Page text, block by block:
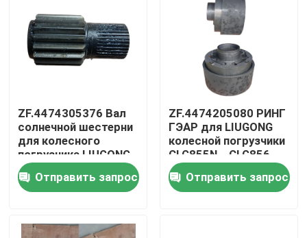
Дом
Продукты
Видео
ZF.4474305376 Вал
солнечной шестерни
для колесного
погрузчика LIUGONG
ZL50C, ZL50CN, 850H,
855, 855N, 856, 856H
LW500F, LW500K
LG855N
Отправить запрос
ZF.4474205080 РИНГ
ГЭАР для LIUGONG
колесной погрузчики
CLG855N、CLG856、
CLG856H、CLG835、
CLG842 Трансмиссия
4WG180/4WG200
Отправить запрос